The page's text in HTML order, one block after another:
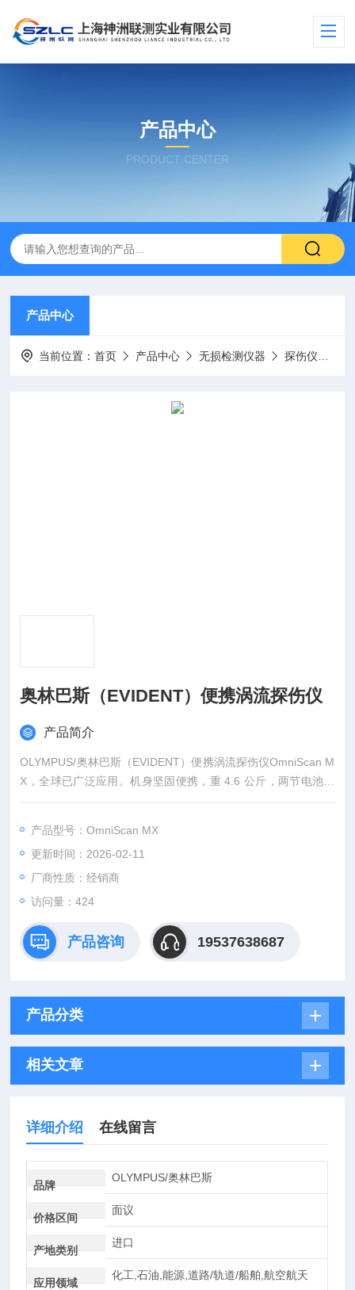
产品中心
PRODUCT CENTER
产品中心
当前位置：首页 产品中心 无损检测仪器 探伤仪
奥林巴斯（EVIDENT）便携涡流探伤仪
产品简介
OLYMPUS/奥林巴斯（EVIDENT）便携涡流探伤仪OmniScan M
X，全球已广泛应用。机身坚固便携，重 4.6 公斤，两节电池续
航达 6 小时，适配恶劣环境。配备 8.4 英寸高清彩屏，支持鼠标
测技术，覆盖多场景金属与复合材料缺陷检测需求。
产品型号：OmniScan MX
更新时间：2026-02-11
厂商性质：经销商
访问量：424
产品咨询 19537638687
产品分类
相关文章
详细介绍 在线留言
品牌
OLYMPUS/奥林巴斯
价格区间
面议
产地类别
进口
应用领域
化工,石油,能源,道路/轨道/船舶,航空航天